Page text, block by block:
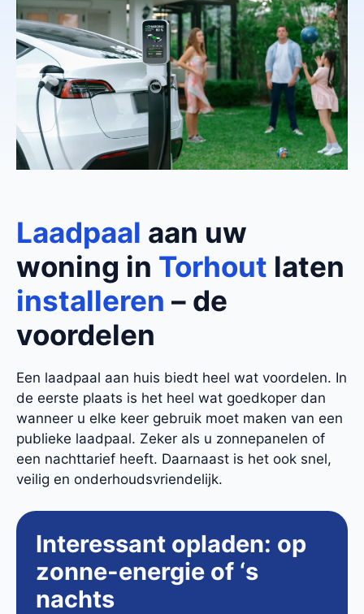
Laadpaal aan uw
woning in Torhout laten
installeren – de
voordelen
Een laadpaal aan huis biedt heel wat voordelen. In
de eerste plaats is het heel wat goedkoper dan
wanneer u elke keer gebruik moet maken van een
publieke laadpaal. Zeker als u zonnepanelen of
een nachttarief heeft. Daarnaast is het ook snel,
veilig en onderhoudsvriendelijk.
Interessant opladen: op
zonne-energie of ‘s
nachts